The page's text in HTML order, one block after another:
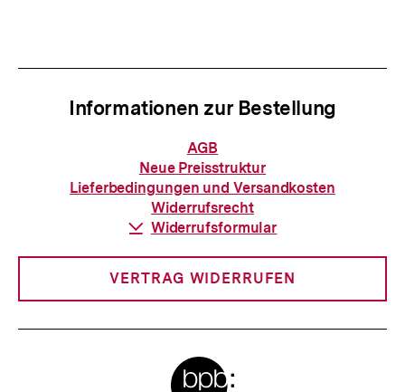
Informationen zur Bestellung
Informationen
zur
Bestellung
AGB
Neue Preisstruktur
Lieferbedingungen und Versandkosten
Widerrufsrecht
Download-
Widerrufsformular
VERTRAG WIDERRUFEN